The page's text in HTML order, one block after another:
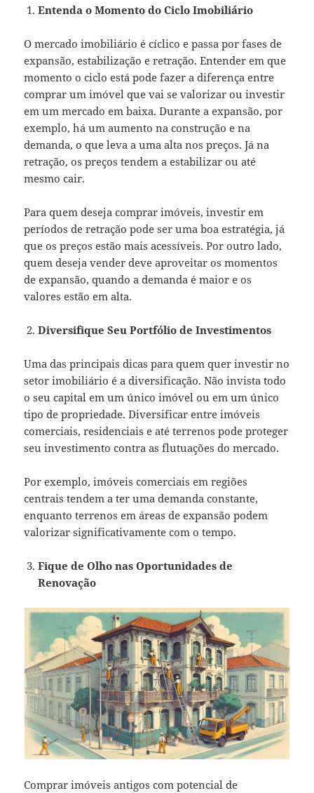
Entenda o Momento do Ciclo Imobiliário
O mercado imobiliário é cíclico e passa por fases de
expansão, estabilização e retração. Entender em que
momento o ciclo está pode fazer a diferença entre
comprar um imóvel que vai se valorizar ou investir
em um mercado em baixa. Durante a expansão, por
exemplo, há um aumento na construção e na
demanda, o que leva a uma alta nos preços. Já na
retração, os preços tendem a estabilizar ou até
mesmo cair.
Para quem deseja comprar imóveis, investir em
períodos de retração pode ser uma boa estratégia, já
que os preços estão mais acessíveis. Por outro lado,
quem deseja vender deve aproveitar os momentos
de expansão, quando a demanda é maior e os
valores estão em alta.
Diversifique Seu Portfólio de Investimentos
Uma das principais dicas para quem quer investir no
setor imobiliário é a diversificação. Não invista todo
o seu capital em um único imóvel ou em um único
tipo de propriedade. Diversificar entre imóveis
comerciais, residenciais e até terrenos pode proteger
seu investimento contra as flutuações do mercado.
Por exemplo, imóveis comerciais em regiões
centrais tendem a ter uma demanda constante,
enquanto terrenos em áreas de expansão podem
valorizar significativamente com o tempo.
Fique de Olho nas Oportunidades de
Renovação
Comprar imóveis antigos com potencial de